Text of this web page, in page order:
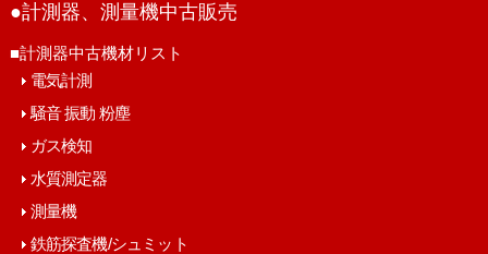
●計測器、測量機中古販売
■計測器中古機材リスト
電気計測
騒音 振動 粉塵
ガス検知
水質測定器
測量機
鉄筋探査機/シュミット